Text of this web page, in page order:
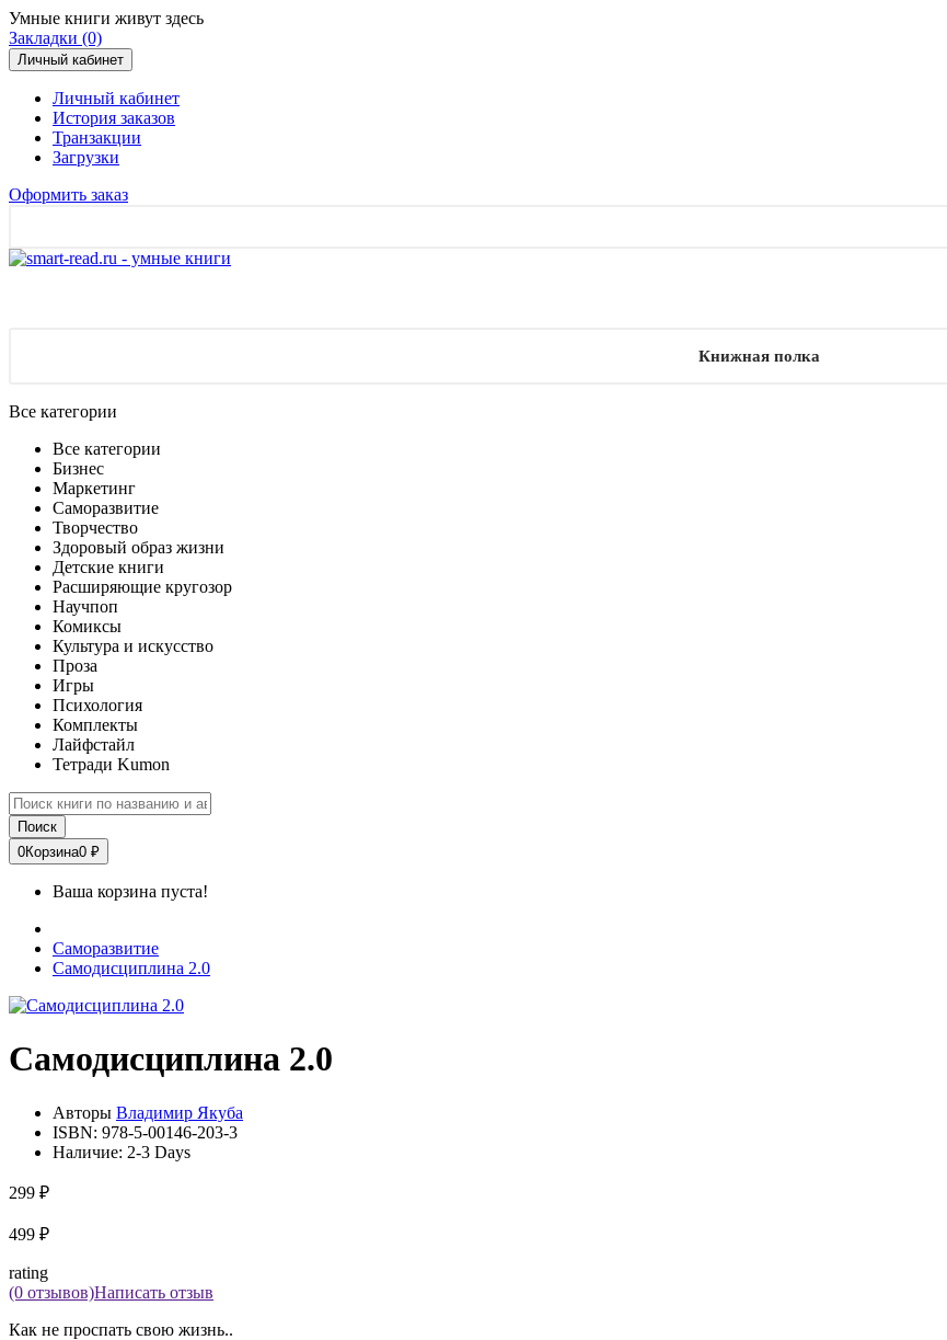
Умные книги живут здесь
Закладки (0)
Личный кабинет
Личный кабинет
История заказов
Транзакции
Загрузки
Оформить заказ
Книжная полка
Все категории
Все категории
Бизнес
Маркетинг
Саморазвитие
Творчество
Здоровый образ жизни
Детские книги
Расширяющие кругозор
Научпоп
Комиксы
Культура и искусство
Проза
Игры
Психология
Комплекты
Лайфстайл
Тетради Kumon
Поиск
0Корзина0 ₽
Ваша корзина пуста!
Саморазвитие
Самодисциплина 2.0
Самодисциплина 2.0
Авторы Владимир Якуба
ISBN: 978-5-00146-203-3
Наличие: 2-3 Days
299 ₽
499 ₽
rating
(0 отзывов)Написать отзыв
Как не проспать свою жизнь..